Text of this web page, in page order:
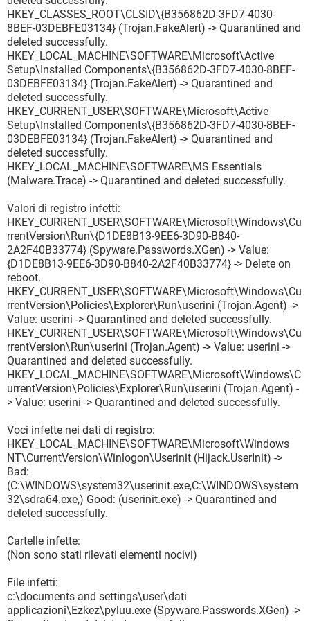
O1 - Hosts: 67.212.189.114 google.ca
O1 - Hosts: 67.212.189.114 www.google.ca
O1 - Hosts: 67.212.189.114 google.ch
O1 - Hosts: 67.212.189.114 www.google.ch
O1 - Hosts: 67.212.189.114 google.de
O1 - Hosts: 67.212.189.114 www.google.de
O1 - Hosts: 67.212.189.114 google.dk
O1 - Hosts: 67.212.189.114 www.google.dk
O1 - Hosts: 67.212.189.114 google.fr
O1 - Hosts: 67.212.189.114 www.google.fr
O1 - Hosts: 67.212.189.114 google.ie
O1 - Hosts: 67.212.189.114 www.google.ie
O1 - Hosts: 67.212.189.114 google.it
O1 - Hosts: 67.212.189.114 google.co.jp
O1 - Hosts: 67.212.189.114 www.google.co.jp
O1 - Hosts: 67.212.189.114 google.nl
O1 - Hosts: 67.212.189.114 www.google.nl
O1 - Hosts: 67.212.189.114 google.no
O1 - Hosts: 67.212.189.114 www.google.no
O1 - Hosts: 67.212.189.114 google.co.nz
O1 - Hosts: 67.212.189.114 www.google.co.nz
O1 - Hosts: 67.212.189.114 google.pl
O1 - Hosts: 67.212.189.114 www.google.pl
O1 - Hosts: 67.212.189.114 google.se
O1 - Hosts: 67.212.189.114 www.google.se
O1 - Hosts: 67.212.189.114 google.co.uk
O1 - Hosts: 67.212.189.114 www.google.co.uk
O1 - Hosts: 67.212.189.114 google.co.za
O1 - Hosts: 67.212.189.114 www.google-analytics.com
O1 - Hosts: 67.212.189.114 www.bing.com
O1 - Hosts: 67.212.189.114 search.yahoo.com
O1 - Hosts: 67.212.189.114 www.search.yahoo.com
O1 - Hosts: 67.212.189.114 uk.search.yahoo.com
O1 - Hosts: 67.212.189.114 ca.search.yahoo.com
O1 - Hosts: 67.212.189.114 de.search.yahoo.com
O1 - Hosts: 67.212.189.114 au.search.yahoo.com
O2 - BHO: AcroIEHelperStub - {18DF081C-E8AD-4283-A596-
comuni\Adobe\Acrobat\ActiveX\AcroIEHelperShim.dll
O2 - BHO: (no name) - {5C255C8A-E604-49b4-9D64-
90988571CECB} - (no file)
HKEY_CLASSES_ROOT\CLSID\{B356862D-3FD7-4030-
8BEF-03DEBFE03134} (Trojan.FakeAlert) -> Quarantined and
deleted successfully.
HKEY_LOCAL_MACHINE\SOFTWARE\Microsoft\Active
Setup\Installed Components\{B356862D-3FD7-4030-8BEF-
03DEBFE03134} (Trojan.FakeAlert) -> Quarantined and
deleted successfully.
HKEY_CURRENT_USER\SOFTWARE\Microsoft\Active
Setup\Installed Components\{B356862D-3FD7-4030-8BEF-
03DEBFE03134} (Trojan.FakeAlert) -> Quarantined and
deleted successfully.
HKEY_LOCAL_MACHINE\SOFTWARE\MS Essentials
(Malware.Trace) -> Quarantined and deleted successfully.
Valori di registro infetti:
HKEY_CURRENT_USER\SOFTWARE\Microsoft\Windows\Cu
rrentVersion\Run\{D1DE8B13-9EE6-3D90-B840-
2A2F40B33774} (Spyware.Passwords.XGen) -> Value:
{D1DE8B13-9EE6-3D90-B840-2A2F40B33774} -> Delete on
reboot.
HKEY_CURRENT_USER\SOFTWARE\Microsoft\Windows\Cu
rrentVersion\Policies\Explorer\Run\userini (Trojan.Agent) ->
Value: userini -> Quarantined and deleted successfully.
HKEY_CURRENT_USER\SOFTWARE\Microsoft\Windows\Cu
rrentVersion\Run\userini (Trojan.Agent) -> Value: userini ->
Quarantined and deleted successfully.
HKEY_LOCAL_MACHINE\SOFTWARE\Microsoft\Windows\C
urrentVersion\Policies\Explorer\Run\userini (Trojan.Agent) -
> Value: userini -> Quarantined and deleted successfully.
Voci infette nei dati di registro:
HKEY_LOCAL_MACHINE\SOFTWARE\Microsoft\Windows
NT\CurrentVersion\Winlogon\Userinit (Hijack.UserInit) ->
Bad:
(C:\WINDOWS\system32\userinit.exe,C:\WINDOWS\system
32\sdra64.exe,) Good: (userinit.exe) -> Quarantined and
deleted successfully.
Cartelle infette:
(Non sono stati rilevati elementi nocivi)
File infetti:
c:\documents and settings\user\dati
applicazioni\Ezkez\pyluu.exe (Spyware.Passwords.XGen) ->